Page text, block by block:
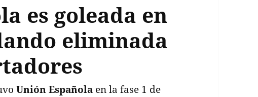
es goleada en
eliminada
Unión Española en la fase 1 de